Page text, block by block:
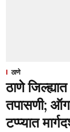
ठाणे
ठाणे
तपासणी;
टप्प्यात